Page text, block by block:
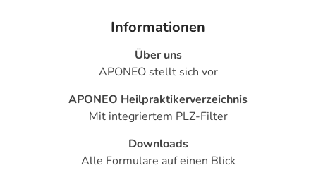
Informationen
Über uns
APONEO stellt sich vor
APONEO Heilpraktikerverzeichnis
Mit integriertem PLZ-Filter
Downloads
Alle Formulare auf einen Blick